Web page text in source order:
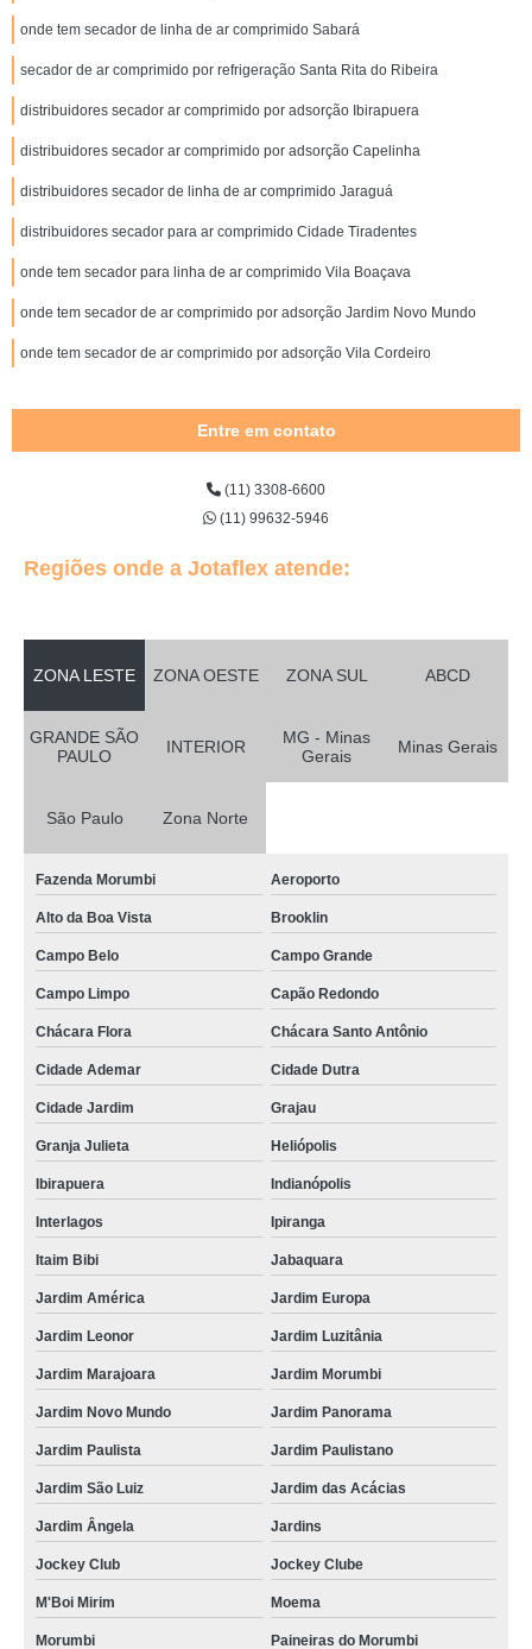
onde tem secador de linha de ar comprimido Sabará
secador de ar comprimido por refrigeração Santa Rita do Ribeira
distribuidores secador ar comprimido por adsorção Ibirapuera
distribuidores secador ar comprimido por adsorção Capelinha
distribuidores secador de linha de ar comprimido Jaraguá
distribuidores secador para ar comprimido Cidade Tiradentes
onde tem secador para linha de ar comprimido Vila Boaçava
onde tem secador de ar comprimido por adsorção Jardim Novo Mundo
onde tem secador de ar comprimido por adsorção Vila Cordeiro
Entre em contato
(11) 3308-6600
(11) 99632-5946
Regiões onde a Jotaflex atende:
ZONA LESTE ZONA OESTE ZONA SUL ABCD
GRANDE SÃO
PAULO
INTERIOR
MG - Minas
Gerais
Minas Gerais
São Paulo Zona Norte
Fazenda Morumbi Aeroporto
Alto da Boa Vista Brooklin
Campo Belo Campo Grande
Campo Limpo Capão Redondo
Chácara Flora Chácara Santo Antônio
Cidade Ademar Cidade Dutra
Cidade Jardim Grajau
Granja Julieta Heliópolis
Ibirapuera Indianópolis
Interlagos Ipiranga
Itaim Bibi Jabaquara
Jardim América Jardim Europa
Jardim Leonor Jardim Luzitânia
Jardim Marajoara Jardim Morumbi
Jardim Novo Mundo Jardim Panorama
Jardim Paulista Jardim Paulistano
Jardim São Luiz Jardim das Acácias
Jardim Ângela Jardins
Jockey Club Jockey Clube
M'Boi Mirim Moema
Morumbi Paineiras do Morumbi